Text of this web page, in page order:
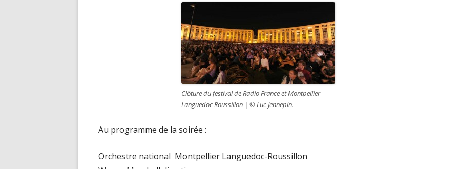
Clôture du festival de Radio France et Montpellier
Languedoc Roussillon | © Luc Jennepin.
Au programme de la soirée :
Orchestre national Montpellier Languedoc-Roussillon